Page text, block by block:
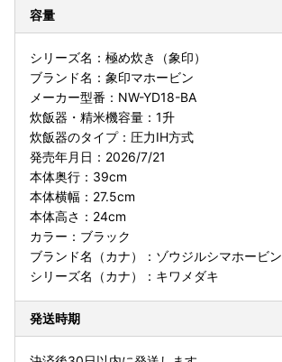
容量
シリーズ名：極め炊き（象印）
ブランド名：象印マホービン
メーカー型番：NW-YD18-BA
炊飯器・精米機容量：1升
炊飯器のタイプ：圧力IH方式
発売年月日：2026/7/21
本体奥行：39cm
本体横幅：27.5cm
本体高さ：24cm
カラー：ブラック
ブランド名（カナ）：ゾウジルシマホービン
シリーズ名（カナ）：キワメダキ
発送時期